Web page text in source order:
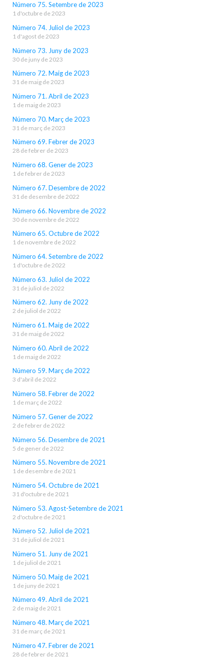
Número 75. Setembre de 2023
1 d'octubre de 2023
Número 74. Juliol de 2023
1 d'agost de 2023
Número 73. Juny de 2023
30 de juny de 2023
Número 72. Maig de 2023
31 de maig de 2023
Número 71. Abril de 2023
1 de maig de 2023
Número 70. Març de 2023
31 de març de 2023
Número 69. Febrer de 2023
28 de febrer de 2023
Número 68. Gener de 2023
1 de febrer de 2023
Número 67. Desembre de 2022
31 de desembre de 2022
Número 66. Novembre de 2022
30 de novembre de 2022
Número 65. Octubre de 2022
1 de novembre de 2022
Número 64. Setembre de 2022
1 d'octubre de 2022
Número 63. Juliol de 2022
31 de juliol de 2022
Número 62. Juny de 2022
2 de juliol de 2022
Número 61. Maig de 2022
31 de maig de 2022
Número 60. Abril de 2022
1 de maig de 2022
Número 59. Març de 2022
3 d'abril de 2022
Número 58. Febrer de 2022
1 de març de 2022
Número 57. Gener de 2022
2 de febrer de 2022
Número 56. Desembre de 2021
5 de gener de 2022
Número 55. Novembre de 2021
1 de desembre de 2021
Número 54. Octubre de 2021
31 d'octubre de 2021
Número 53. Agost-Setembre de 2021
2 d'octubre de 2021
Número 52. Juliol de 2021
31 de juliol de 2021
Número 51. Juny de 2021
1 de juliol de 2021
Número 50. Maig de 2021
1 de juny de 2021
Número 49. Abril de 2021
2 de maig de 2021
Número 48. Març de 2021
31 de març de 2021
Número 47. Febrer de 2021
28 de febrer de 2021